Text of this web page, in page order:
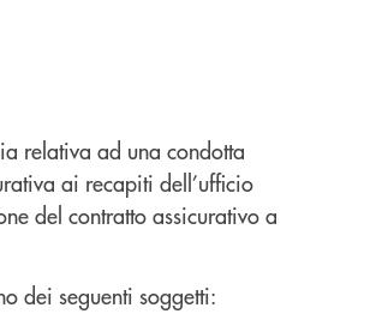
relativa ad una condotta
ai recapiti dell’ufficio
del contratto assicurativo a
dei seguenti soggetti: